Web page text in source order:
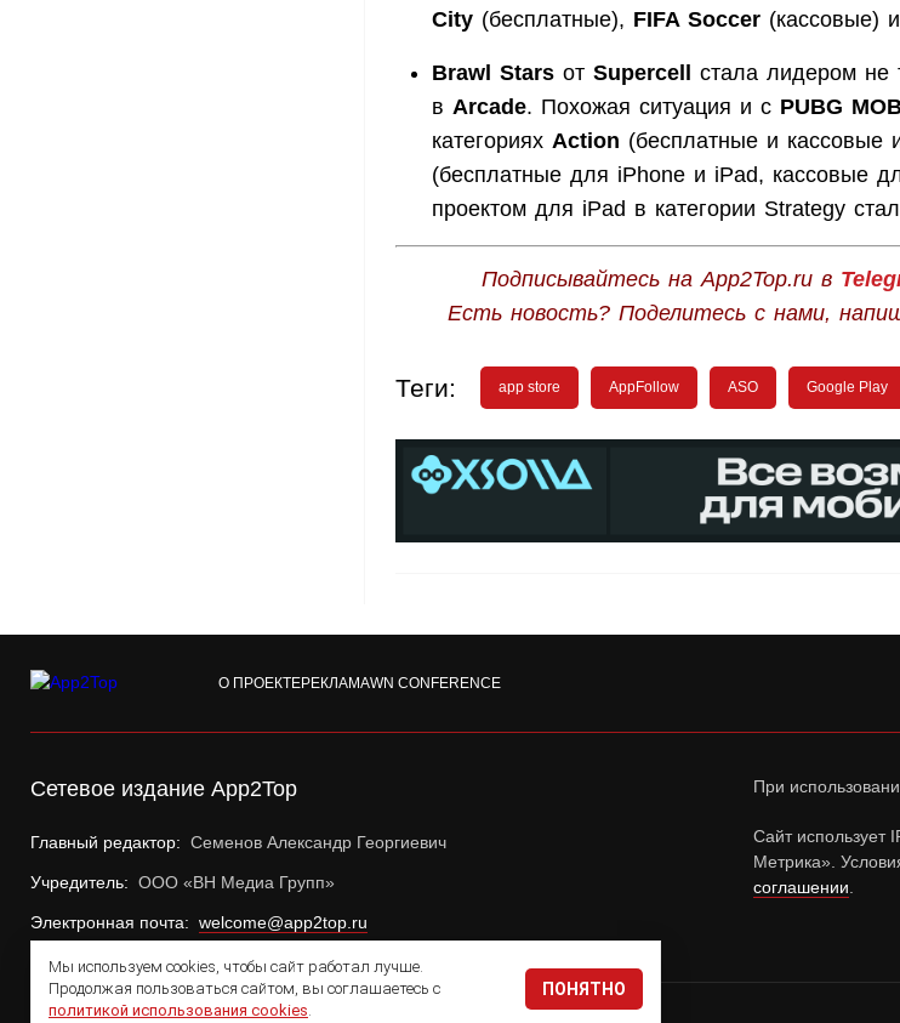
City (бесплатные), FIFA Soccer (кассовые) и
Brawl Stars от Supercell стала лидером не
в Arcade. Похожая ситуация и с PUBG
категориях Action (бесплатные и кассовые
(бесплатные для iPhone и iPad, кассовые
проектом для iPad в категории Strategy
Подписывайтесь на App2Top.ru в
Есть новость? Поделитесь с нами,
Теги: app store AppFollow ASO Google Play
О ПРОЕКТЕРЕКЛАМАWN CONFERENCE
Сетевое издание App2Top
Главный редактор: Семенов Александр Георгиевич
Учредитель: ООО «ВН Медиа Групп»
Электронная почта: welcome@app2top.ru
При
Сайт использует
Метрика».
соглашении
Мы используем cookies, чтобы сайт работал лучше.
Продолжая пользоваться сайтом, вы соглашаетесь с
политикой использования cookies.
ПОНЯТНО